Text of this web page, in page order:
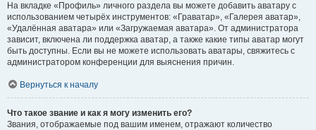
На вкладке «Профиль» личного раздела вы можете добавить аватару с
использованием четырёх инструментов: «Граватар», «Галерея аватар»,
«Удалённая аватара» или «Загружаемая аватара». От администратора
зависит, включена ли поддержка аватар, а также какие типы аватар могут
быть доступны. Если вы не можете использовать аватары, свяжитесь с
администратором конференции для выяснения причин.
Вернуться к началу
Что такое звание и как я могу изменить его?
Звания, отображаемые под вашим именем, отражают количество